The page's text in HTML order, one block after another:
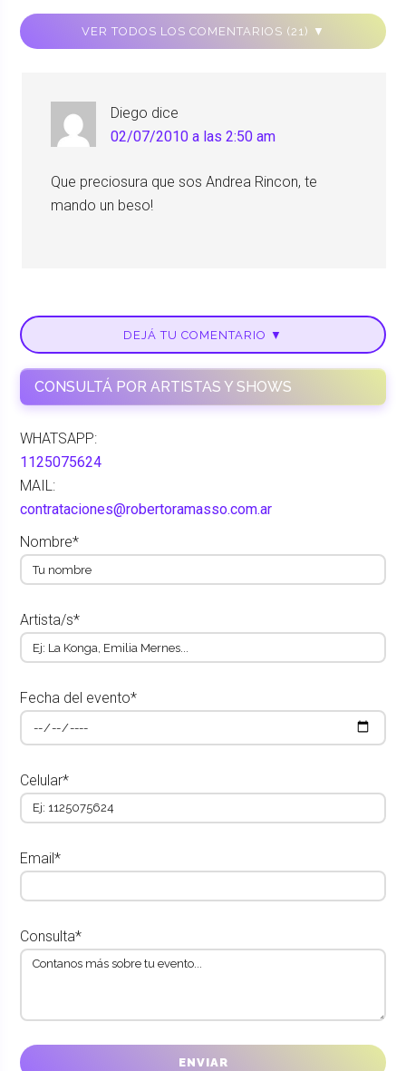
VER TODOS LOS COMENTARIOS (21) ▼
Diego dice
02/07/2010 a las 2:50 am
Que preciosura que sos Andrea Rincon, te
mando un beso!
DEJÁ TU COMENTARIO ▼
CONSULTÁ POR ARTISTAS Y SHOWS
WHATSAPP:
1125075624
MAIL:
contrataciones@robertoramasso.com.ar
Nombre*
Artista/s*
Fecha del evento*
Celular*
Email*
Consulta*